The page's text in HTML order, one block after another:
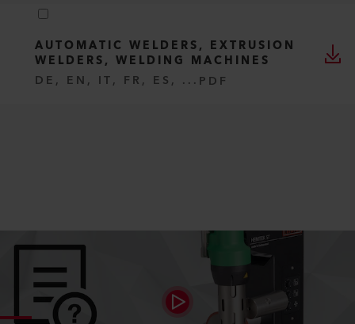
AUTOMATIC WELDERS, EXTRUSION
WELDERS, WELDING MACHINES
DE, EN, IT, FR, ES, ... PDF